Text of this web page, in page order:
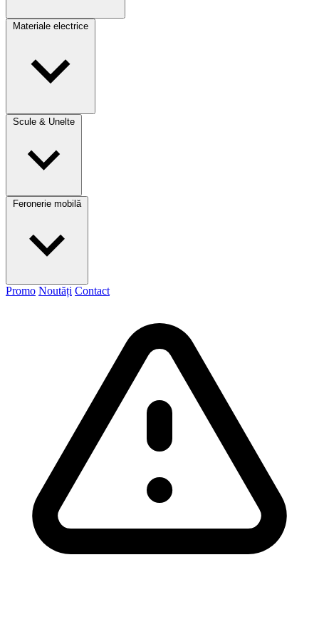
Materiale electrice
Scule & Unelte
Feronerie mobilă
Promo Noutăți Contact